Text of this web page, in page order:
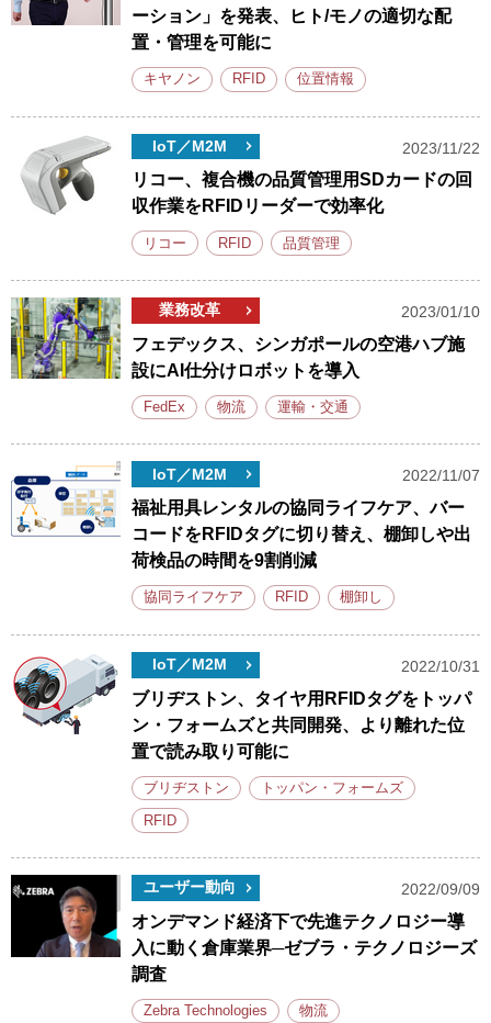
ーション」を発表、ヒト/モノの適切な配
置・管理を可能に
キヤノン RFID 位置情報
IoT／M2M 2023/11/22
リコー、複合機の品質管理用SDカードの回
収作業をRFIDリーダーで効率化
リコー RFID 品質管理
業務改革 2023/01/10
フェデックス、シンガポールの空港ハブ施
設にAI仕分けロボットを導入
FedEx 物流 運輸・交通
IoT／M2M 2022/11/07
福祉用具レンタルの協同ライフケア、バー
コードをRFIDタグに切り替え、棚卸しや出
荷検品の時間を9割削減
協同ライフケア RFID 棚卸し
IoT／M2M 2022/10/31
ブリヂストン、タイヤ用RFIDタグをトッパ
ン・フォームズと共同開発、より離れた位
置で読み取り可能に
ブリヂストン トッパン・フォームズ
RFID
ユーザー動向 2022/09/09
オンデマンド経済下で先進テクノロジー導
入に動く倉庫業界─ゼブラ・テクノロジーズ
調査
Zebra Technologies 物流